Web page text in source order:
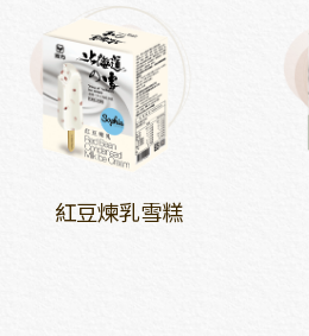
紅豆煉乳雪糕